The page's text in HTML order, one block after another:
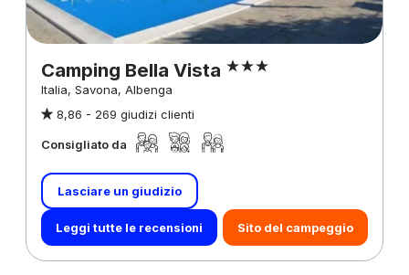
Camping Bella Vista
Italia, Savona, Albenga
8,86 - 269 giudizi clienti
Consigliato da
Lasciare un giudizio
Leggi tutte le recensioni Sito del campeggio